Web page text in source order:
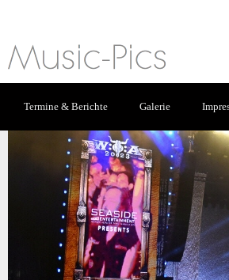
Termine & Berichte Galerie